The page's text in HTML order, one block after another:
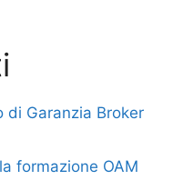
di Garanzia Broker
formazione OAM